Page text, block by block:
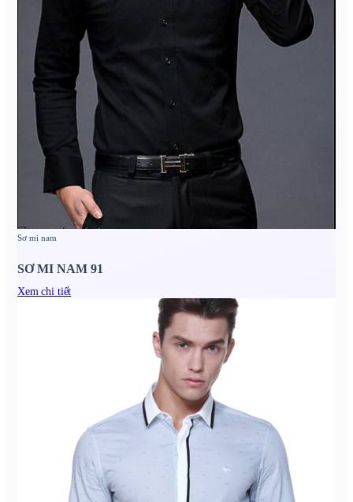
Sơ mi nam
SƠ MI NAM 91
Xem chi tiết